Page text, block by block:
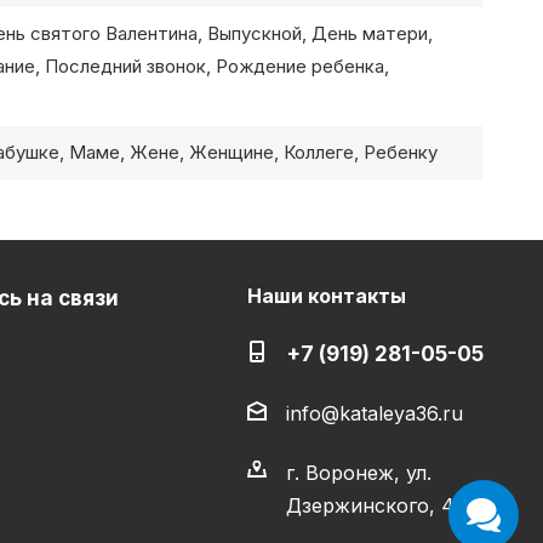
святого Валентина, Выпускной, День матери,
Последний звонок, Рождение ребенка,
Маме, Жене, Женщине, Коллеге, Ребенку
на связи Наши контакты
+7 (919) 281-05-05
info@kataleya36.ru
г. Воронеж, ул.
Дзержинского, 4